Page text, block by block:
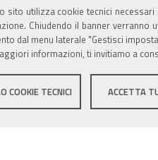
sito utilizza cookie tecnici
Chiudendo il banner
dal menu laterale "Gestisci
informazioni, ti invitiamo a
COOKIE TECNICI ACCETTA
Comune di Zola